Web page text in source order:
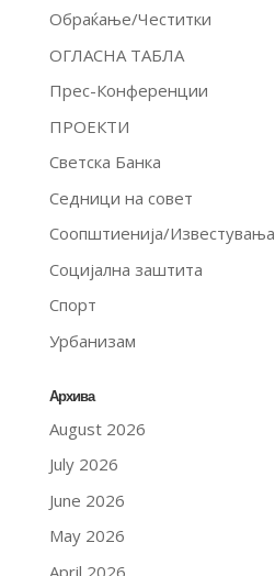
Обраќање/Честитки
ОГЛАСНА ТАБЛА
Прес-Конференции
ПРОЕКТИ
Светска Банка
Седници на совет
Соопштиенија/Известувања
Социјална заштита
Спорт
Урбанизам
Архива
August 2026
July 2026
June 2026
May 2026
April 2026